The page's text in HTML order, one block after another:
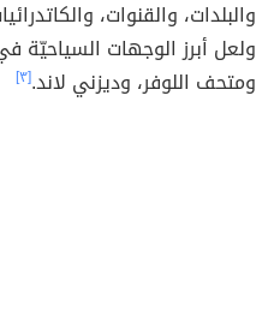
والبلدات، والقنوات،
ولعل أبرز الوجهات السياحيّة
ومتحف اللوفر، وديزني لاند.[٣]